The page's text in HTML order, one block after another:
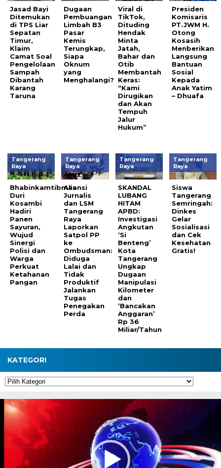
Jasad Bayi
Ditemukan
di TPS Liar
Sepatan
Timur,
Klaim
Camat Soal
Pengelolaan
Sampah
Dibantah
Karang
Taruna
Dugaan
Pembuangan
Limbah B3
Pasar
Kemis
Terungkap,
Siapa
Oknum
yang
Menghalangi?
Viral di
TikTok,
Dituding
Hendak
Minta
Jatah,
Bahar dan
Otib
Membantah
Keras:
“Kami
Dirugikan
dan Akan
Tempuh
Jalur
Hukum”
Presiden
Komisaris
PT.JWM H.
Otong
Kosasih
Menberikan
Langsung
Bantuan
Sosial
Kepada
Anak Yatim
– Dhuafa
Tangerang
Raya
Bhabinkamtibmas
Duri
Kosambi
Hadiri
Panen
Sayuran,
Wujud
Sinergi
Polisi dan
Warga
Perkuat
Ketahanan
Pangan
Tangerang
Raya
Aliansi
Jurnalis
dan LSM
Tangerang
Raya
Laporkan
Satpol PP
ke
Ombudsman:
Diduga
Lalai dan
Tidak
Produktif
Jalankan
Tugas
Penegakan
Perda
Tangerang
Raya
SKANDAL
LUBANG
HITAM
APBD:
Investigasi
Angkutan
‘Si
Benteng’
Kota
Tangerang
Ungkap
Dugaan
Manipulasi
Kilometer
dan
‘Bancakan
Anggaran’
Rp 36
Miliar/Tahun
Tangerang
Raya
Siswa
Tangerang
Semringah:
Dinkes
Gelar
Sosialisasi
dan Cek
Kesehatan
Gratis!
KATEGORI
Kategori
Pemutar
Video